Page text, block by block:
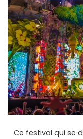
Ce festival qui se